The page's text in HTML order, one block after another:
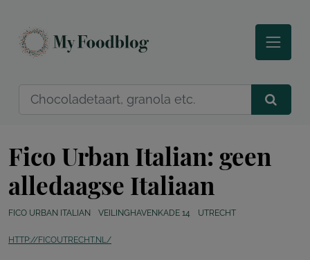
Fico Urban Italian: geen
alledaagse Italiaan
FICO URBAN ITALIAN VEILINGHAVENKADE 14 UTRECHT
HTTP://FICOUTRECHT.NL/